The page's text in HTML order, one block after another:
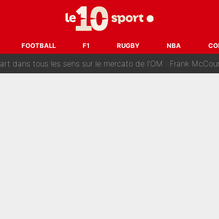
FOOTBALL F1 RUGBY NBA
que Zinedine Zidane a accepté dans son entourage : «Je
à Zinedine Zidane en équipe de France : «Je n'aurais
dans tous les sens sur le mercato de l'OM : Frank McCourt va